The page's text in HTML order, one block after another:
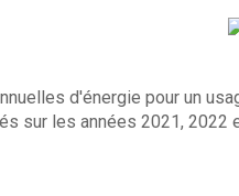
d'énergie pour un
sur les années 2021, 2022